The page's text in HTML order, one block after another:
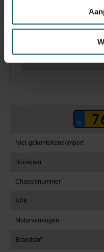
Keuringsdatum opbouw
Constructie beschrijving
Niet-gekentekend/import
Bouwjaar
Chassisnummer
APK
Motorvermogen
Brandstof